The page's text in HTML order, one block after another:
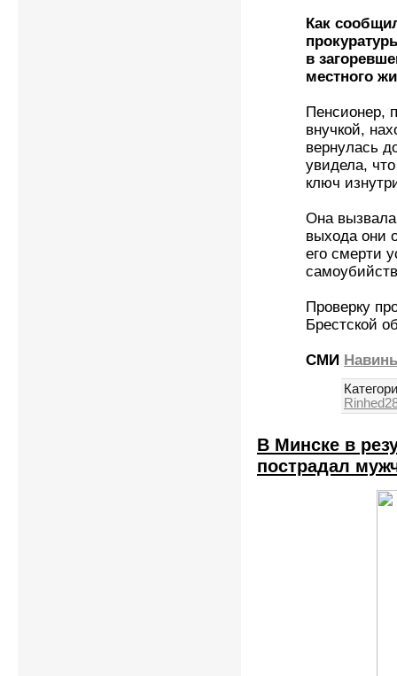
Как
в
местного
Пенсионер,
внучкой,
вернулась
увидела,
ключ
Она
выхода они
его смерти
Проверку
Брестской
СМИ
В Минске в
пострадал